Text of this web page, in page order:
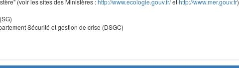
Sécurité et gestion de crise (DSGC)